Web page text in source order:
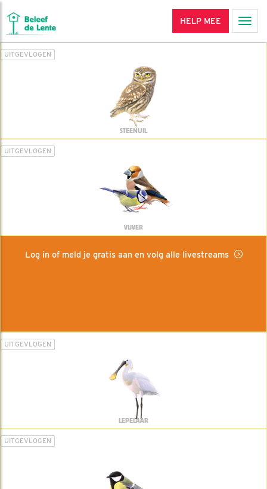
HELP MEE
UITGEVLOGEN
STEENUIL
UITGEVLOGEN
VIJVER
Log in of meld je gratis aan en volg alle livestreams
UITGEVLOGEN
LEPELAAR
UITGEVLOGEN